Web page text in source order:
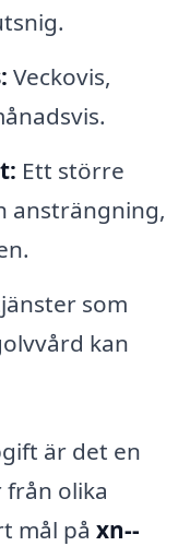
Veckovis,
Ett större
ansträngning,
som
kan
är det en
olika
mål på xn--